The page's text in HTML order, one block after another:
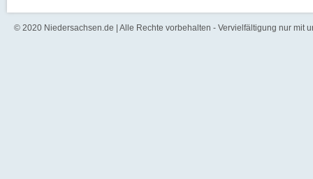
© 2020 Niedersachsen.de | Alle Rechte vorbehalten - Vervielfältigung nur mit